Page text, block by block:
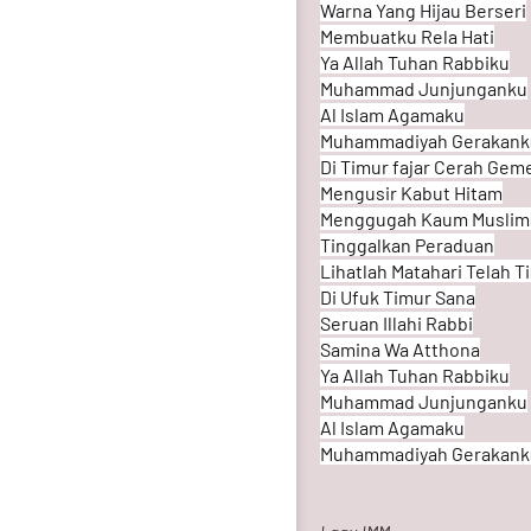
Warna Yang Hijau Berseri
Membuatku Rela Hati
Ya Allah Tuhan Rabbiku
Muhammad Junjunganku
Al Islam Agamaku
Muhammadiyah
Di Timur fajar Cerah
Mengusir Kabut Hitam
Menggugah Kaum
Tinggalkan Peraduan
Lihatlah Matahari Telah
Di Ufuk Timur Sana
Seruan Illahi Rabbi
Samina Wa Atthona
Ya Allah Tuhan Rabbiku
Muhammad Junjunganku
Al Islam Agamaku
Muhammadiyah